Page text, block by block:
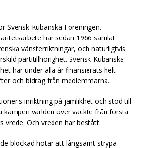
Svensk-Kubanska Föreningen.
har sedan 1966 samlat
vänsterriktningar, och naturligtvis
partitillhörighet. Svensk-Kubanska
har under alla år finansierats helt
och bidrag från medlemmarna.
inriktning på jämlikhet och stöd till
kampen världen över väckte från första
vrede. Och vreden har bestått.
blockad hotar att långsamt strypa